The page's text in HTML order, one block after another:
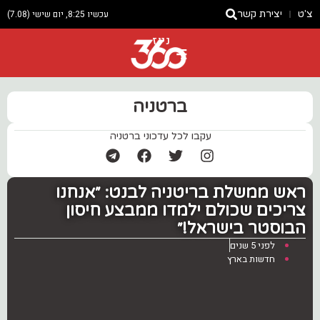
צ'ט יצירת קשר עכשיו 8:25, יום שישי (7.08)
ניוז
ברטניה
עקבו לכל עדכוני ברטניה
‏ראש ממשלת בריטניה לבנט‎: ״אנחנו
צריכים שכולם ילמדו ממבצע חיסון
הבוסטר בישראל!״
לפני 5 שנים
חדשות בארץ